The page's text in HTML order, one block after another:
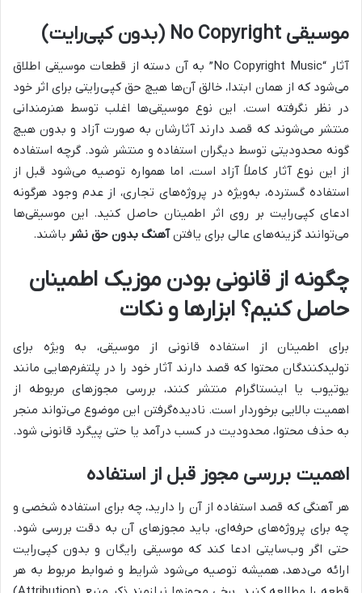
موسیقی No Copyright (بدون کپی‌رایت)
آثار “No Copyright Music” به آن دسته از قطعات موسیقی اطلاق
می‌شود که از همان ابتدا، خالق آن‌ها هیچ حق کپی‌رایتی برای اثر خود
در نظر نگرفته است. این نوع موسیقی‌ها اغلب توسط هنرمندانی
منتشر می‌شوند که قصد دارند آثارشان به صورت آزاد و بدون هیچ
گونه محدودیتی توسط دیگران استفاده و منتشر شود. گرچه استفاده
از این نوع آثار کاملاً آزاد است، اما همواره توصیه می‌شود قبل از
استفاده گسترده، به‌ویژه در پروژه‌های تجاری، از عدم وجود هرگونه
ادعای کپی‌رایت بر روی اثر اطمینان حاصل کنید. این موسیقی‌ها
می‌توانند گزینه‌های عالی برای یافتنآهنگ بدون حق نشر باشند.
چگونه از قانونی بودن موزیک اطمینان
حاصل کنیم؟ ابزارها و نکات
برای اطمینان از استفاده قانونی از موسیقی، به ویژه برای
تولیدکنندگان محتوا که قصد دارند آثار خود را در پلتفرم‌هایی مانند
یوتیوب یا اینستاگرام منتشر کنند، بررسی مجوزهای مربوطه از
اهمیت بالایی برخوردار است. نادیده‌گرفتن این موضوع می‌تواند منجر
به حذف محتوا، محدودیت در کسب درآمد یا حتی پیگرد قانونی شود.
اهمیت بررسی مجوز قبل از استفاده
هر آهنگی که قصد استفاده از آن را دارید، چه برای استفاده شخصی و
چه برای پروژه‌های حرفه‌ای، باید مجوزهای آن به دقت بررسی شود.
حتی اگر وب‌سایتی ادعا کند که موسیقی رایگان و بدون کپی‌رایت
ارائه می‌دهد، همیشه توصیه می‌شود شرایط و ضوابط مربوط به هر